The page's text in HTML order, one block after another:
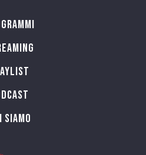
siamo